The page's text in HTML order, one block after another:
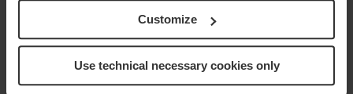
Customize
Use technical necessary cookies only